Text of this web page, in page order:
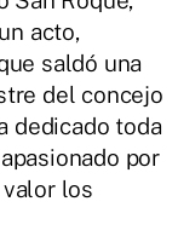
acto,
saldó una
del concejo
dedicado toda
por
los